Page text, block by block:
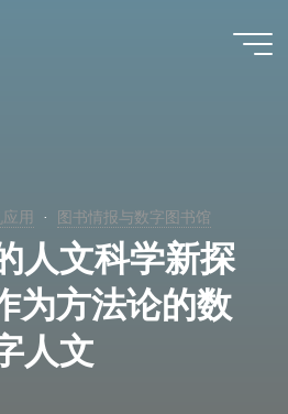
用 图书情报与数字图书馆
人文科学新探
方法论的数
人文